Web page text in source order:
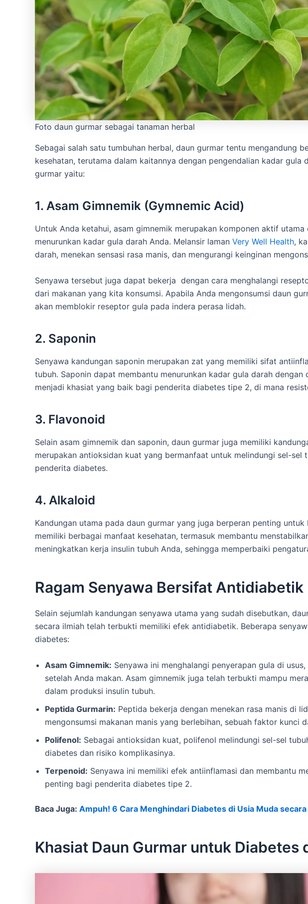
Foto daun gurmar sebagai tanaman herbal
Sebagai salah satu tumbuhan herbal, daun gurmar tentu mengandung
kesehatan, terutama dalam kaitannya dengan pengendalian kadar gula
gurmar yaitu:
1. Asam Gimnemik (Gymnemic Acid)
Untuk Anda ketahui, asam gimnemik merupakan komponen aktif
menurunkan kadar gula darah Anda. Melansir laman Very Well Health,
darah, menekan sensasi rasa manis, dan mengurangi keinginan
Senyawa tersebut juga dapat bekerja dengan cara menghalangi
dari makanan yang kita konsumsi. Apabila Anda mengonsumsi daun
akan memblokir reseptor gula pada indera perasa lidah.
2. Saponin
Senyawa kandungan saponin merupakan zat yang memiliki sifat
tubuh. Saponin dapat membantu menurunkan kadar gula darah
menjadi khasiat yang baik bagi penderita diabetes tipe 2, di mana
3. Flavonoid
Selain asam gimnemik dan saponin, daun gurmar juga memiliki
merupakan antioksidan kuat yang bermanfaat untuk melindungi sel-
penderita diabetes.
4. Alkaloid
Kandungan utama pada daun gurmar yang juga berperan penting
memiliki berbagai manfaat kesehatan, termasuk membantu
meningkatkan kerja insulin tubuh Anda, sehingga memperbaiki
Ragam Senyawa Bersifat Antidiabetik
Selain sejumlah kandungan senyawa utama yang sudah disebutkan,
secara ilmiah telah terbukti memiliki efek antidiabetik. Beberapa
diabetes:
Asam Gimnemik: Senyawa ini menghalangi penyerapan gula di
setelah Anda makan. Asam gimnemik juga telah terbukti mampu
dalam produksi insulin tubuh.
Peptida Gurmarin: Peptida bekerja dengan menekan rasa manis di
mengonsumsi makanan manis yang berlebihan, sebuah faktor kunci
Polifenol: Sebagai antioksidan kuat, polifenol melindungi sel-sel
diabetes dan risiko komplikasinya.
Terpenoid: Senyawa ini memiliki efek antiinflamasi dan membantu
penting bagi penderita diabetes tipe 2.
Baca Juga: Ampuh! 6 Cara Menghindari Diabetes di Usia Muda
Khasiat Daun Gurmar untuk Diabetes